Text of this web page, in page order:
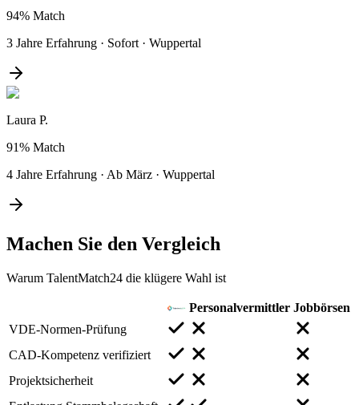
94% Match
3 Jahre Erfahrung · Sofort · Wuppertal
Laura P.
91% Match
4 Jahre Erfahrung · Ab März · Wuppertal
Machen Sie den Vergleich
Warum TalentMatch24 die klügere Wahl ist
Personalvermittler Jobbörsen
VDE-Normen-Prüfung
CAD-Kompetenz verifiziert
Projektsicherheit